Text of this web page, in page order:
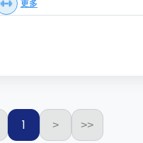
更多
1 > >>